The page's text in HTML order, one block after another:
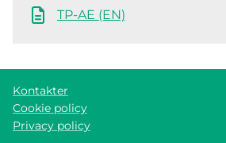
TP-AE (EN)
Kontakter
Cookie policy
Privacy policy